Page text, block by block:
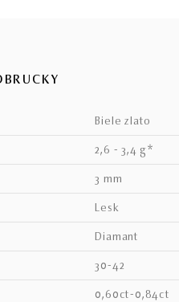
biele zlato
2,6 - 3,4 g*
3 mm
lesk
diamant
30-42
0,60ct-0,84ct